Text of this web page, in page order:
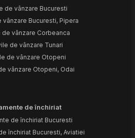
de vânzare Bucuresti
vânzare Bucuresti, Pipera
de vânzare Corbeanca
de vânzare Tunari
de vânzare Otopeni
vânzare Otopeni, Odai
de închiriat
de închiriat Bucuresti
închiriat Bucuresti, Aviatiei